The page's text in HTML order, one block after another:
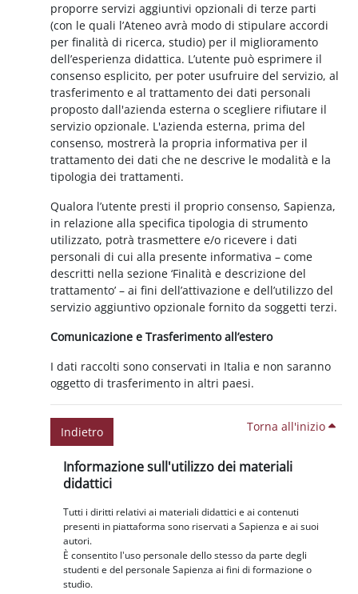
proporre servizi aggiuntivi opzionali di terze parti
(con le quali l’Ateneo avrà modo di stipulare accordi
per finalità di ricerca, studio) per il miglioramento
dell’esperienza didattica. L’utente può esprimere il
consenso esplicito, per poter usufruire del servizio, al
trasferimento e al trattamento dei dati personali
proposto dall'azienda esterna o scegliere rifiutare il
servizio opzionale. L'azienda esterna, prima del
consenso, mostrerà la propria informativa per il
trattamento dei dati che ne descrive le modalità e la
tipologia dei trattamenti.
Qualora l’utente presti il proprio consenso, Sapienza,
in relazione alla specifica tipologia di strumento
utilizzato, potrà trasmettere e/o ricevere i dati
personali di cui alla presente informativa – come
descritti nella sezione ‘Finalità e descrizione del
trattamento’ – ai fini dell’attivazione e dell’utilizzo del
servizio aggiuntivo opzionale fornito da soggetti terzi.
Comunicazione e Trasferimento all’estero
I dati raccolti sono conservati in Italia e non saranno
oggetto di trasferimento in altri paesi.
Indietro Torna all'inizio
Blocchi
Informazione sull'utilizzo dei materiali
didattici
Tutti i diritti relativi ai materiali didattici e ai contenuti
presenti in piattaforma sono riservati a Sapienza e ai suoi
autori.
È consentito l'uso personale dello stesso da parte degli
studenti e del personale Sapienza ai fini di formazione o
studio.